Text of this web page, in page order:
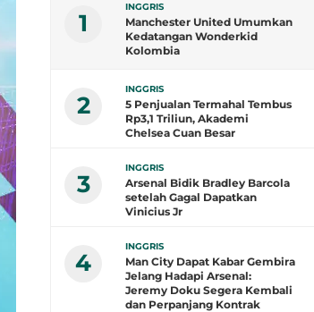
1
INGGRIS
Manchester United Umumkan
Kedatangan Wonderkid
Kolombia
2
INGGRIS
5 Penjualan Termahal Tembus
Rp3,1 Triliun, Akademi
Chelsea Cuan Besar
3
INGGRIS
Arsenal Bidik Bradley Barcola
setelah Gagal Dapatkan
Vinicius Jr
4
INGGRIS
Man City Dapat Kabar Gembira
Jelang Hadapi Arsenal:
Jeremy Doku Segera Kembali
dan Perpanjang Kontrak